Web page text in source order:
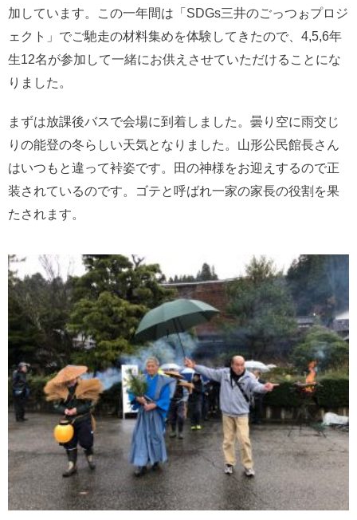
加しています。この一年間は「SDGs三井のごっつぉプロジ
ェクト」でご馳走の材料集めを体験してきたので、4,5,6年
生12名が参加して一緒にお供えさせていただけることにな
りました。
まずは放課後バスで会場に到着しました。曇り空に雨交じ
りの能登の冬らしい天気となりました。山形公民館長さん
はいつもと違って裃姿です。田の神様をお迎えするので正
装されているのです。ゴテと呼ばれ一家の家長の役割を果
たされます。